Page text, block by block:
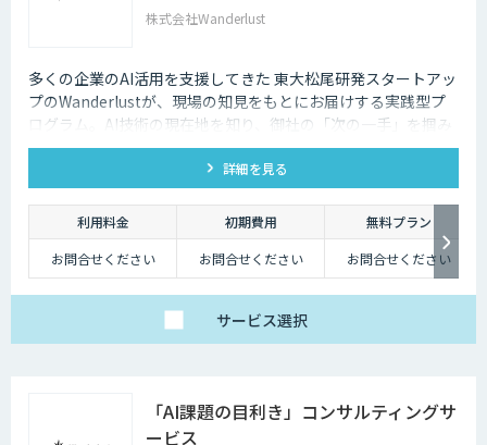
株式会社Wanderlust
多くの企業のAI活用を支援してきた 東大松尾研発スタートアッ
プのWanderlustが、現場の知見をもとにお届けする実践型プ
ログラム。AI技術の現在地を知り、御社の「次の一手」を掴み
ます。
詳細を見る
利用料金 初期費用
無料プラン
お問合せください
お問合せください お問合せください
サービス選択
「AI課題の⽬利き」コンサルティングサ
ービス